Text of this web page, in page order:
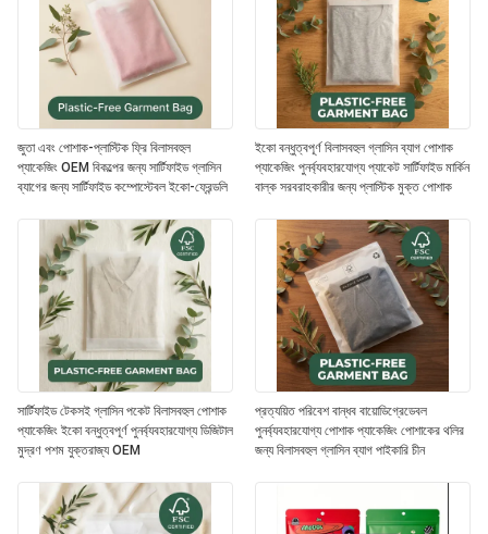
জুতা এবং পোশাক-প্লাস্টিক ফ্রি বিলাসবহুল
প্যাকেজিং OEM বিকল্পের জন্য সার্টিফাইড গ্লাসিন
ব্যাগের জন্য সার্টিফাইড কম্পোস্টেবল ইকো-ফ্রেন্ডলি
ইকো বন্ধুত্বপূর্ণ বিলাসবহুল গ্লাসিন ব্যাগ পোশাক
প্যাকেজিং পুনর্ব্যবহারযোগ্য প্যাকেট সার্টিফাইড মার্কিন
বাল্ক সরবরাহকারীর জন্য প্লাস্টিক মুক্ত পোশাক
সার্টিফাইড টেকসই গ্লাসিন পকেট বিলাসবহুল পোশাক
প্যাকেজিং ইকো বন্ধুত্বপূর্ণ পুনর্ব্যবহারযোগ্য ডিজিটাল
মুদ্রণ পশম যুক্তরাজ্য OEM
প্রত্যয়িত পরিবেশ বান্ধব বায়োডিগ্রেডেবল
পুনর্ব্যবহারযোগ্য পোশাক প্যাকেজিং পোশাকের থলির
জন্য বিলাসবহুল গ্লাসিন ব্যাগ পাইকারি চীন